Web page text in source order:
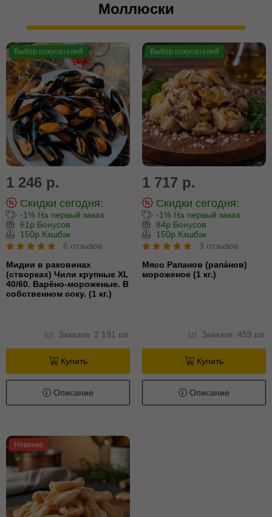
Моллюски
Выбор покупателей
1 246 р.
Скидки сегодня:
-1% На первый заказ
61р Бонусов
150р Кэшбэк
6 отзывов
Мидии в раковинах
(створках) Чили крупные XL
40/60. Варёно-мороженые. В
собственном соку. (1 кг.)
Заказов: 2 191 шт.
Купить
Описание
Выбор покупателей
1 717 р.
Скидки сегодня:
-1% На первый заказ
84р Бонусов
150р Кэшбэк
3 отзывов
Мясо Рапанов (рапа́нов)
мороженое (1 кг.)
Заказов: 459 шт.
Купить
Описание
Новинка